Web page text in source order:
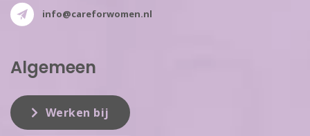
info@careforwomen.nl
Algemeen
Werken bij